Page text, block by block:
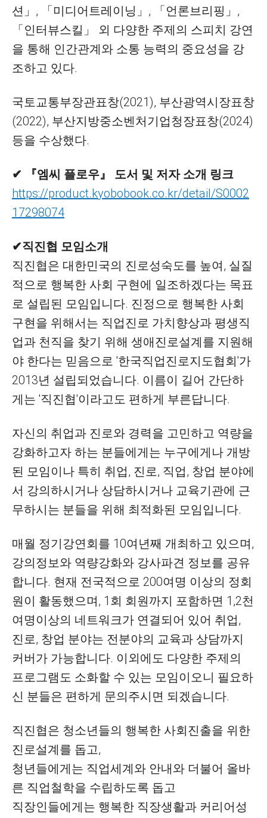
션」, 「미디어트레이닝」, 「언론브리핑」,
「인터뷰스킬」 외 다양한 주제의 스피치 강연
을 통해 인간관계와 소통 능력의 중요성을 강
조하고 있다.
국토교통부장관표창(2021), 부산광역시장표창
(2022), 부산지방중소벤처기업청장표창(2024)
등을 수상했다.
✔ 『엠씨 플로우』 도서 및 저자 소개 링크
https://product.kyobobook.co.kr/detail/S0002
17298074
✔직진협 모임소개
직진협은 대한민국의 진로성숙도를 높여, 실질
적으로 행복한 사회 구현에 일조하겠다는 목표
로 설립된 모임입니다. 진정으로 행복한 사회
구현을 위해서는 직업진로 가치향상과 평생직
업과 천직을 찾기 위해 생애진로설계를 지원해
야 한다는 믿음으로 '한국직업진로지도협회'가
2013년 설립되었습니다. 이름이 길어 간단하
게는 '직진협'이라고도 편하게 부른답니다.
자신의 취업과 진로와 경력을 고민하고 역량을
강화하고자 하는 분들에게는 누구에게나 개방
된 모임이나 특히 취업, 진로, 직업, 창업 분야에
서 강의하시거나 상담하시거나 교육기관에 근
무하시는 분들을 위해 최적화된 모임입니다.
매월 정기강연회를 10여년째 개최하고 있으며,
강의정보와 역량강화와 강사파견 정보를 공유
합니다. 현재 전국적으로 200여명 이상의 정회
원이 활동했으며, 1회 회원까지 포함하면 1,2천
여명이상의 네트워크가 연결되어 있어 취업,
진로, 창업 분야는 전분야의 교육과 상담까지
커버가 가능합니다. 이외에도 다양한 주제의
프로그램도 소화할 수 있는 모임이오니 필요하
신 분들은 편하게 문의주시면 되겠습니다.
직진협은 청소년들의 행복한 사회진출을 위한
진로설계를 돕고,
청년들에게는 직업세계와 안내와 더불어 올바
른 직업철학을 수립하도록 돕고
직장인들에게는 행복한 직장생활과 커리어성